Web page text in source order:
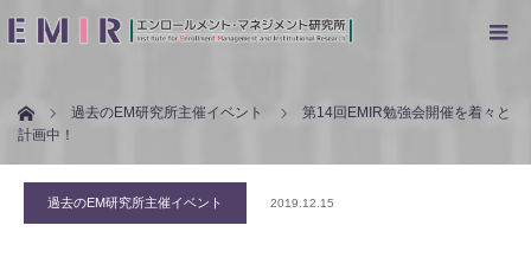
ホーム 過去のEM研究所主催イベント
第14回EMIR勉強会開催を着々と
計画中！
過去のEM研究所主催イベント 2019.12.15